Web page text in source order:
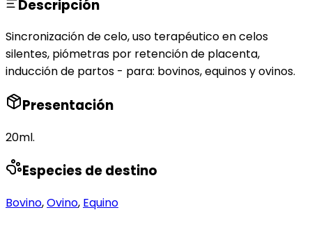
Descripción
Sincronización de celo, uso terapéutico en celos
silentes, piómetras por retención de placenta,
inducción de partos - para: bovinos, equinos y ovinos.
Presentación
20ml.
Especies de destino
Bovino,Ovino, Equino